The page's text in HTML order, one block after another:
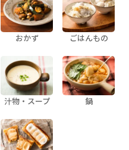
おかず ごはんもの
汁物・スープ 鍋